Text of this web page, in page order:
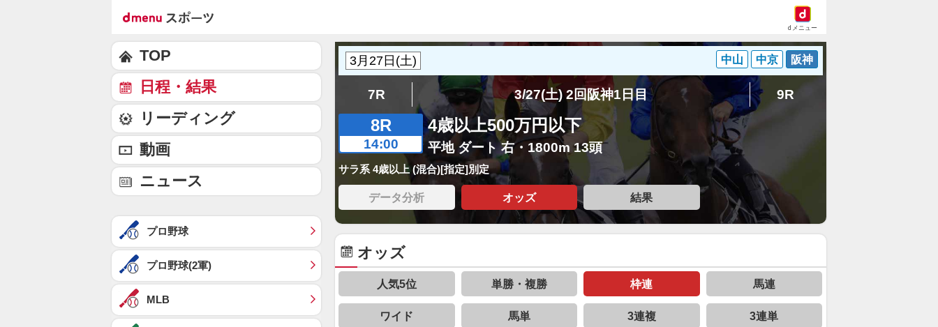
dメニュー
中山 中京 阪神
7R 3/27(土) 2回阪神1日目 9R
8R
14:00
4歳以上500万円以下
平地 ダート 右・1800m 13頭
サラ系 4歳以上 (混合)[指定]別定
データ分析 オッズ 結果
オッズ
人気5位 単勝・複勝 枠連 馬連
ワイド 馬単 3連複 3連単
TOP
日程・結果
リーディング
動画
ニュース
プロ野球
プロ野球(2軍)
MLB